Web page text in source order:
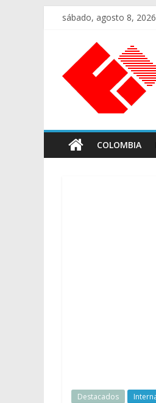
Saltarsábado, agosto 8, 2026
COLOMBIA
Destacados